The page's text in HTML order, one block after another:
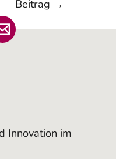
Beitrag →
Innovation im